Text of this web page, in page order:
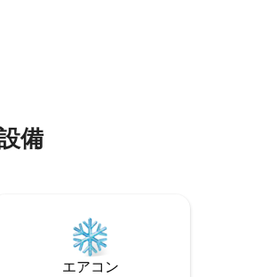
つ星の平均評価
備
エアコン